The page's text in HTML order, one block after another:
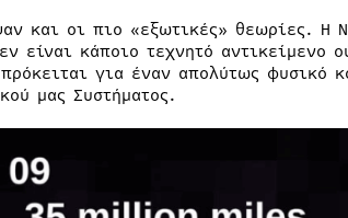
και οι πιο «εξωτικές» θεωρίες. Η
είναι κάποιο τεχνητό αντικείμενο
για έναν απολύτως φυσικό
μας Συστήματος.